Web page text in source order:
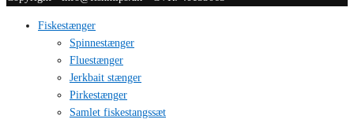
Fiskestænger
Spinnestænger
Fluestænger
Jerkbait stænger
Pirkestænger
Samlet fiskestangssæt